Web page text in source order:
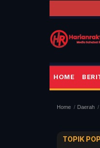
HOME
Home Daerah
TOPIK